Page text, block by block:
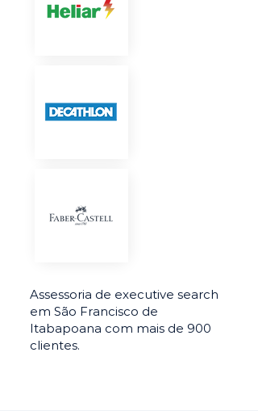
Assessoria de executive search
em São Francisco de
Itabapoana com mais de 900
clientes.